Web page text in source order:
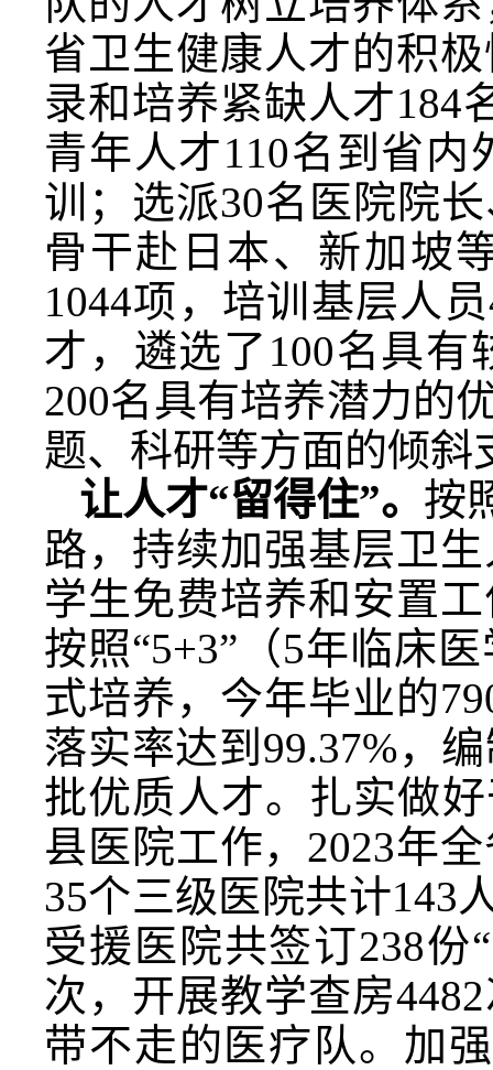
省卫生健康人才的积
录和培养紧缺人才184
青年人才110名到省
训；选派30名医院院
骨干赴日本、新加坡
1044项，培训基层人
才，遴选了100名具
200名具有培养潜力的
题、科研等方面的倾斜
让人才“留得住”。 按
路，持续加强基层卫
学生免费培养和安置
按照“5+3”（5年临床
式培养，今年毕业的
落实率达到99.37%，
批优质人才。扎实做
县医院工作，2023年
35个三级医院共计143
受援医院共签订238份
次，开展教学查房
带不走的医疗队。加